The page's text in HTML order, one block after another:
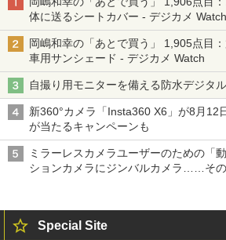
体に送るシートカバー - デジカメ Watch
岡嶋和幸の「あとで買う」 1,905点目
車用サンシェード - デジカメ Watch
自撮り用モニターを備える防水デジタ
新360°カメラ「Insta360 X6」が8月
が当たるキャンペーンも
ミラーレスカメラユーザーのための「
ションカメラにジンバルカメラ……そ
Special Site